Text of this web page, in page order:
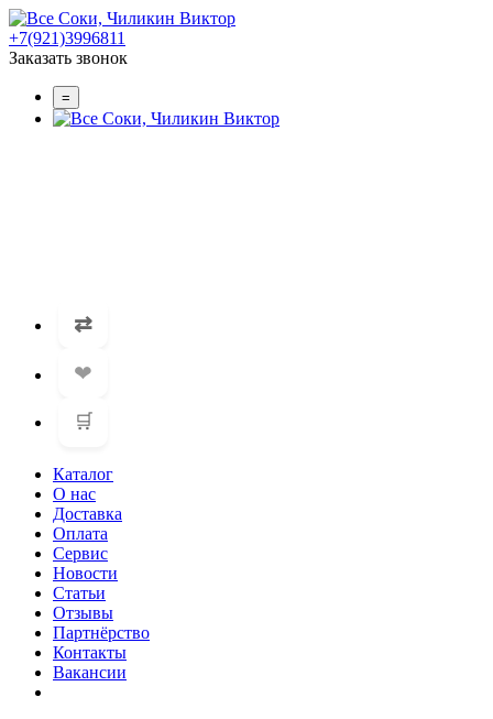
+7(921)3996811
Заказать звонок
=
⇄
❤
🛒
Каталог
О нас
Доставка
Оплата
Сервис
Новости
Статьи
Отзывы
Партнёрство
Контакты
Вакансии